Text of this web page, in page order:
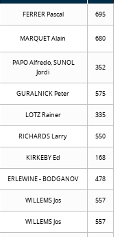
FERRER Pascal 695
MARQUET Alain 680
PAPO Alfredo, SUNOL
Jordi
352
GURALNICK Peter 575
LOTZ Rainer 335
RICHARDS Larry 550
KIRKEBY Ed 168
ERLEWINE - BODGANOV 478
WILLEMS Jos 557
WILLEMS Jos 557